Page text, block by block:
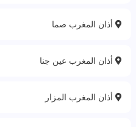
أذان المغرب صما
أذان المغرب عين جنا
أذان المغرب المزار